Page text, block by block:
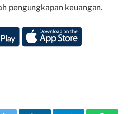
pengungkapan keuangan.